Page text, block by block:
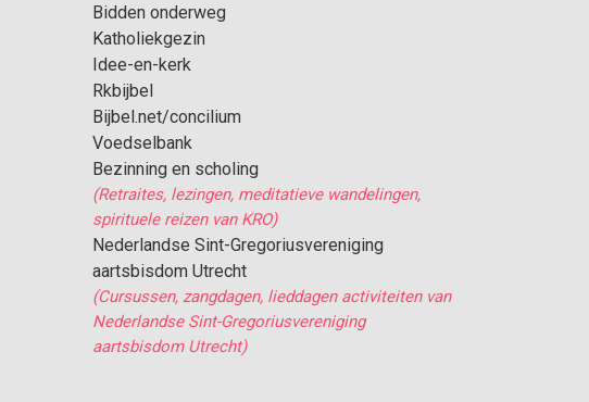
Bidden onderweg
Katholiekgezin
Idee-en-kerk
Rkbijbel
Bijbel.net/concilium
Voedselbank
Bezinning en scholing
(Retraites, lezingen, meditatieve wandelingen,
spirituele reizen van KRO)
Nederlandse Sint-Gregoriusvereniging
aartsbisdom Utrecht
(Cursussen, zangdagen, lieddagen activiteiten van
Nederlandse Sint-Gregoriusvereniging
aartsbisdom Utrecht)